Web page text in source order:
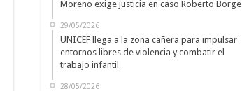
Moreno exige justicia en caso Roberto Borge
29/05/2026
UNICEF llega a la zona cañera para impulsar
entornos libres de violencia y combatir el
trabajo infantil
28/05/2026